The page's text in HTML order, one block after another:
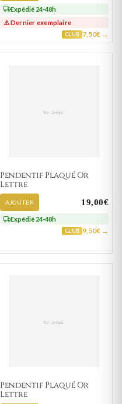
Expédié 24-48h
⚠️ Dernier exemplaire
CLUB 7,50€ →
Pendentif Plaqué Or
Lettre
AJOUTER 19,00€
Expédié 24-48h
CLUB 9,50€ →
Pendentif Plaqué Or
Lettre